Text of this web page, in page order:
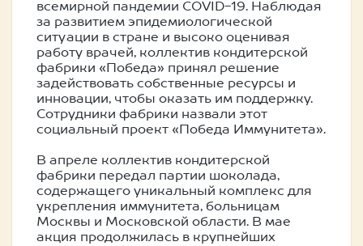
всемирной пандемии COVID-19. Наблюдая
за развитием эпидемиологической
ситуации в стране и высоко оценивая
работу врачей, коллектив кондитерской
фабрики «Победа» принял решение
задействовать собственные ресурсы и
инновации, чтобы оказать им поддержку.
Сотрудники фабрики назвали этот
социальный проект «Победа Иммунитета».
В апреле коллектив кондитерской
фабрики передал партии шоколада,
содержащего уникальный комплекс для
укрепления иммунитета, больницам
Москвы и Московской области. В мае
акция продолжилась в крупнейших